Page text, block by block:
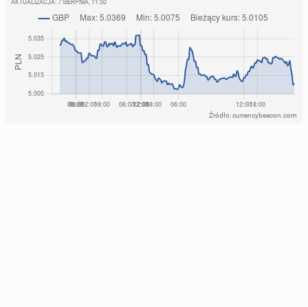
AKTUALIZACJA: 7 SIERPNIA, 11:50
Źródło: currencybeacon.com